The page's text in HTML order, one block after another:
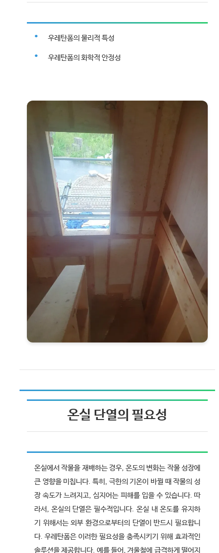
우레탄폼의 물리적 특성
우레탄폼의 화학적 안정성
온실 단열의 필요성
온실에서 작물을 재배하는 경우, 온도의 변화는 작물 성장에
큰 영향을 미칩니다. 특히, 극한의 기온이 바뀔 때 작물의 성
장 속도가 느려지고, 심지어는 피해를 입을 수 있습니다. 따
라서, 온실의 단열은 필수적입니다. 온실 내 온도를 유지하
기 위해서는 외부 환경으로부터의 단열이 반드시 필요합니
다. 우레탄폼은 이러한 필요성을 충족시키기 위해 효과적인
솔루션을 제공합니다. 예를 들어, 겨울철에 급격하게 떨어지